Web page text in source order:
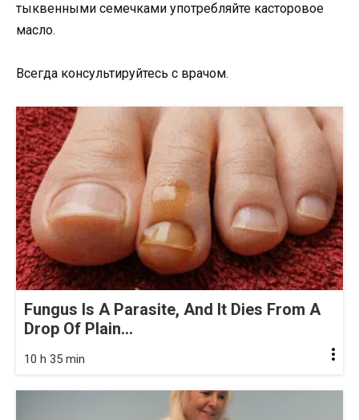
тыквенными семечками употребляйте касторовое
масло.
Всегда консультируйтесь с врачом.
Fungus Is A Parasite, And It Dies From A
Drop Of Plain...
10 h 35 min